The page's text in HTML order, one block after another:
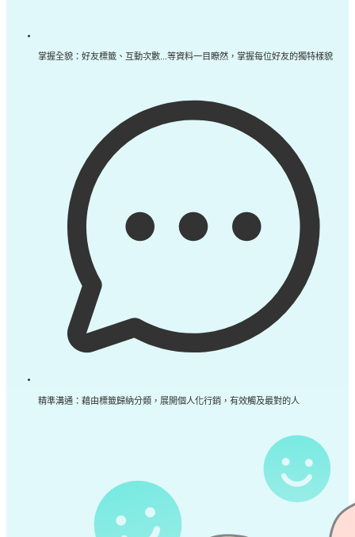
掌握全貌：好友標籤、互動次數...等資料一目瞭然，掌握每位好友的獨特樣貌
精準溝通：藉由標籤歸納分類，展開個人化行銷，有效觸及最對的人